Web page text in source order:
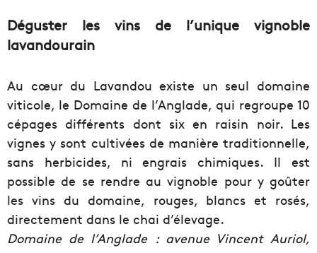
Déguster les vins de l’unique vignoble
lavandourain
Au cœur du Lavandou existe un seul domaine
viticole, le Domaine de l’Anglade, qui regroupe 10
cépages différents dont six en raisin noir. Les
vignes y sont cultivées de manière traditionnelle,
sans herbicides, ni engrais chimiques. Il est
possible de se rendre au vignoble pour y goûter
les vins du domaine, rouges, blancs et rosés,
directement dans le chai d’élevage.
Domaine de l’Anglade : avenue Vincent Auriol,